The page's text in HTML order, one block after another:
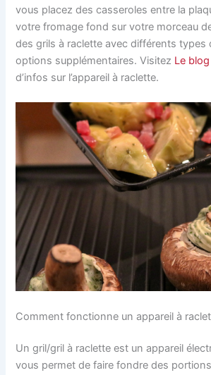
vous placez des casseroles entre la
votre fromage fond sur votre morceau
des grils à raclette avec différents types
options supplémentaires. Visitez Le
d’infos sur l’appareil à raclette.
Comment fonctionne un appareil à
Un gril/gril à raclette est un appareil
vous permet de faire fondre des